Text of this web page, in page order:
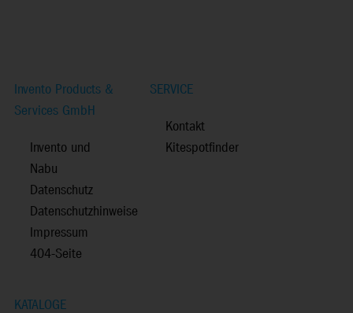
Invento Products &
Services GmbH
Invento und
Nabu
Datenschutz
Datenschutzhinweise
Impressum
404-Seite
SERVICE
Kontakt
Kitespotfinder
KATALOGE